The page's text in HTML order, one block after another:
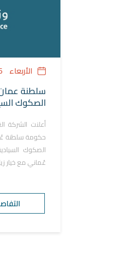
الأربعاء
الصكوك
أعلنت الشركة
حكومة سلطنة
عُماني مع خيار